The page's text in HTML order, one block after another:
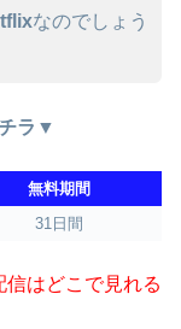
なのでしょう
ラ▼
無料期間
31日間
信はどこで見れる